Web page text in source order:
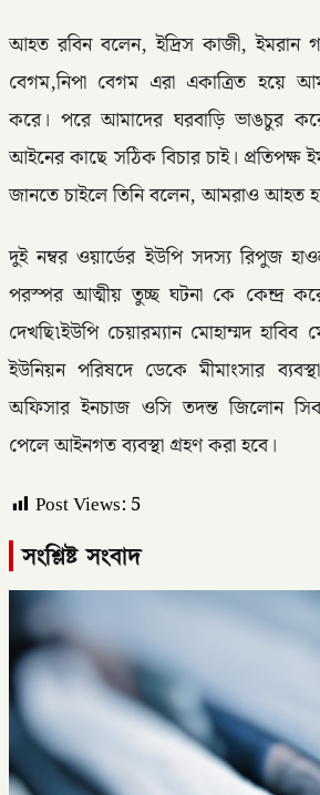
আহত রবিন বলেন, ইদ্রিস কাজী, ইমরান
বেগম,নিপা বেগম এরা একাত্রিত হয়ে
করে। পরে আমাদের ঘরবাড়ি ভাঙচুর
আইনের কাছে সঠিক বিচার চাই। প্রতিপক্ষ
জানতে চাইলে তিনি বলেন, আমরাও আহত
দুই নম্বর ওয়ার্ডের ইউপি সদস্য রিপুজ
পরস্পর আত্মীয় তুচ্ছ ঘটনা কে কেন্দ্র
দেখছি৷ইউপি চেয়ারম্যান মোহাম্মদ
ইউনিয়ন পরিষদে ডেকে মীমাংসার
অফিসার ইনচাজ ওসি তদন্ত জিলোন
পেলে আইনগত ব্যবস্থা গ্রহণ করা হবে।
Post Views: 5
সংশ্লিষ্ট সংবাদ